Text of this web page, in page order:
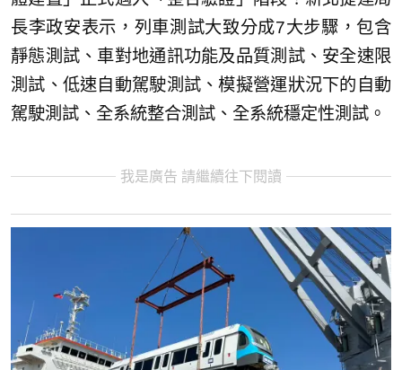
長李政安表示，列車測試大致分成7大步驟，包含
靜態測試、車對地通訊功能及品質測試、安全速限
測試、低速自動駕駛測試、模擬營運狀況下的自動
駕駛測試、全系統整合測試、全系統穩定性測試。
我是廣告 請繼續往下閱讀